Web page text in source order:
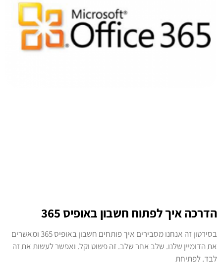
הדרכה איך לפתוח חשבון באופיס 365
בסירטון זה אנחנו מסבירים איך פותחים חשבון באופיס 365 ומאשרים
את הדומיין שלנו. שלב אחר שלב. זה פשוט וקל. ואפשר לעשות את זה
לבד. לפתיחת